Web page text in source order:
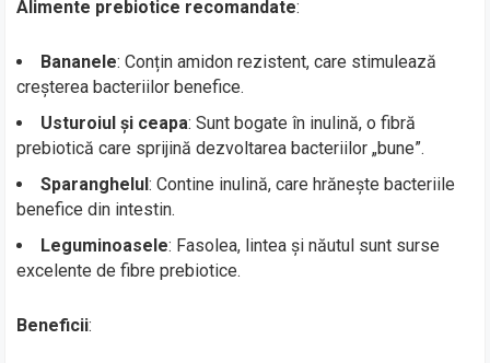
Alimente prebiotice recomandate:
Bananele: Conțin amidon rezistent, care stimulează
creșterea bacteriilor benefice.
Usturoiul și ceapa: Sunt bogate în inulină, o fibră
prebiotică care sprijină dezvoltarea bacteriilor „bune”.
Sparanghelul: Contine inulină, care hrănește bacteriile
benefice din intestin.
Leguminoasele: Fasolea, lintea și năutul sunt surse
excelente de fibre prebiotice.
Beneficii: